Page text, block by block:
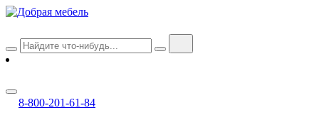
8-800-201-61-84